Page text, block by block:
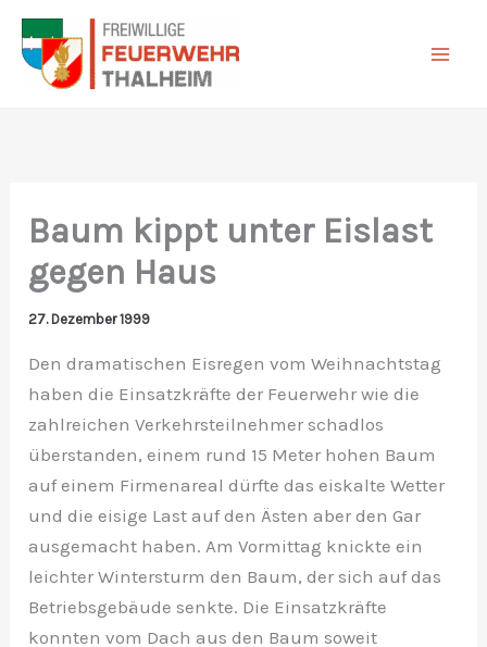
Zum
Inhalt
springen
Baum kippt unter Eislast
gegen Haus
27. Dezember 1999
Den dramatischen Eisregen vom Weihnachtstag
haben die Einsatzkräfte der Feuerwehr wie die
zahlreichen Verkehrsteilnehmer schadlos
überstanden, einem rund 15 Meter hohen Baum
auf einem Firmenareal dürfte das eiskalte Wetter
und die eisige Last auf den Ästen aber den Gar
ausgemacht haben. Am Vormittag knickte ein
leichter Wintersturm den Baum, der sich auf das
Betriebsgebäude senkte. Die Einsatzkräfte
konnten vom Dach aus den Baum soweit